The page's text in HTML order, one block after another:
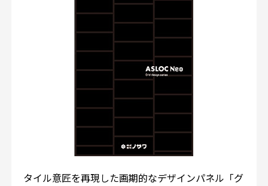
タイル意匠を再現した画期的なデザインパネル「グ